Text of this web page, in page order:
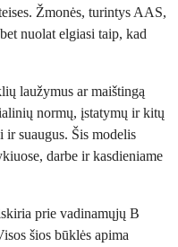
Žmonės, turintys AAS,
nuolat elgiasi taip, kad
laužymus ar maištingą
normų, įstatymų ir kitų
ir suaugus. Šis modelis
darbe ir kasdieniame
prie vadinamųjų B
šios būklės apima